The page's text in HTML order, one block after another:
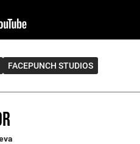
FACEPUNCH STUDIOS